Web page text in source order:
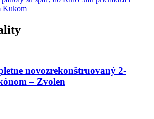
Kukom
novozrekonštruovaný 2-
– Zvolen